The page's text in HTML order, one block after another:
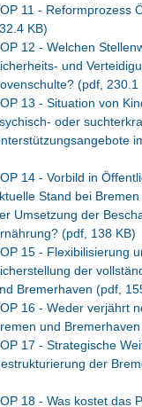
11 - Reformprozess
KB)
12 - Welchen
und
(pdf, 230.1
13 - Situation von
oder
14 - Vorbild in
Stand bei
Umsetzung der
(pdf, 138 KB)
15 - Flexibilisierung
der
Bremerhaven (pdf,
16 - Weder verjährt
und Bremerhaven
17 - Strategische
der
18 - Was kostet das